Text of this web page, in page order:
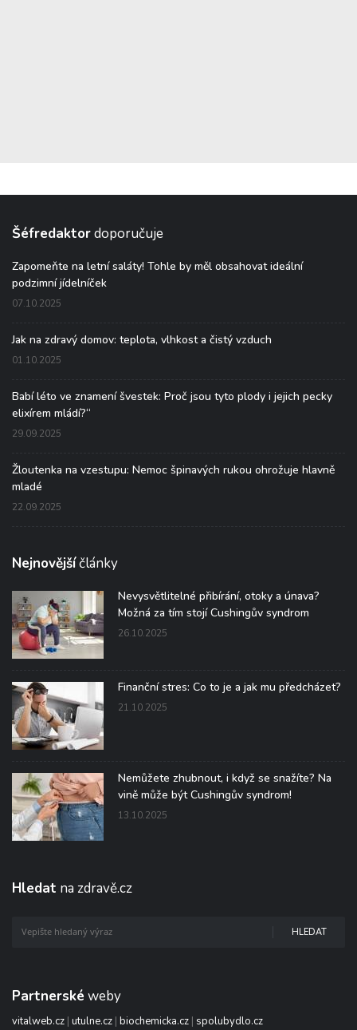
Šéfredaktordoporučuje
Zapomeňte na letní saláty! Tohle by měl obsahovat ideální
podzimní jídelníček
07.10.2025
Jak na zdravý domov: teplota, vlhkost a čistý vzduch
01.10.2025
Babí léto ve znamení švestek: Proč jsou tyto plody i jejich pecky
elixírem mládí?“
29.09.2025
Žloutenka na vzestupu: Nemoc špinavých rukou ohrožuje hlavně
mladé
22.09.2025
Nejnovějšíčlánky
Nevysvětlitelné přibírání, otoky a únava?
Možná za tím stojí Cushingův syndrom
26.10.2025
Finanční stres: Co to je a jak mu předcházet?
21.10.2025
Nemůžete zhubnout, i když se snažíte? Na
vině může být Cushingův syndrom!
13.10.2025
Hledat na zdravě.cz
HLEDAT
Partnerské weby
vitalweb.cz | utulne.cz | biochemicka.cz | spolubydlo.cz